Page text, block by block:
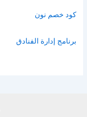
كود خصم نون
برنامج إدارة الفنادق